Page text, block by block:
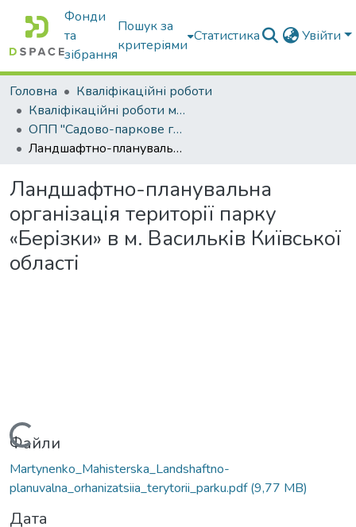
Фонди
та
зібрання
Пошук за
критеріями
Статистика Увійти
Головна
Кваліфікаційні роботи
Кваліфікаційні роботи магістрів
ОПП "Садово-паркове господарство"
Ландшафтно-планувальна організація території парку «Берізки» в м. Васильків Київської області
Ландшафтно-планувальна
організація території парку
«Берізки» в м. Васильків Київської
області
Вантажиться...
Файли
Martynenko_Mahisterska_Landshaftno-
planuvalna_orhanizatsiia_terytorii_parku.pdf(9,77 MB)
Дата